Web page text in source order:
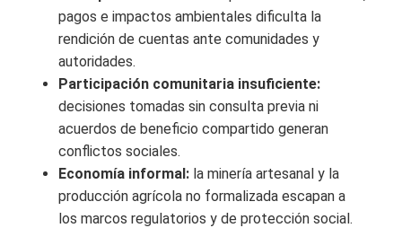
pagos e impactos ambientales dificulta la
rendición de cuentas ante comunidades y
autoridades.
Participación comunitaria insuficiente:
decisiones tomadas sin consulta previa ni
acuerdos de beneficio compartido generan
conflictos sociales.
Economía informal: la minería artesanal y la
producción agrícola no formalizada escapan a
los marcos regulatorios y de protección social.